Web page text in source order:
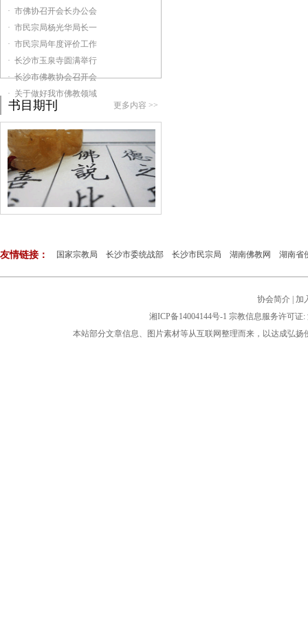
· 市佛协召开会长办公会
· 市民宗局杨光华局长一
· 市民宗局年度评价工作
· 长沙市玉泉寺圆满举行
· 长沙市佛教协会召开会
· 关于做好我市佛教领域
书目期刊 更多内容 >>
友情链接： 国家宗教局 长沙市委统战部 长沙市民宗局 湖南佛教网 湖南省
协会简介
加
湘ICP备14004144号-1 宗教信息服务许可证:
本站部分文章信息、图片素材等从互联网整理而来，以达成弘